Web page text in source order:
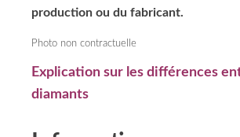
production ou du fabricant.
Photo non contractuelle
Explication sur les différences
diamants